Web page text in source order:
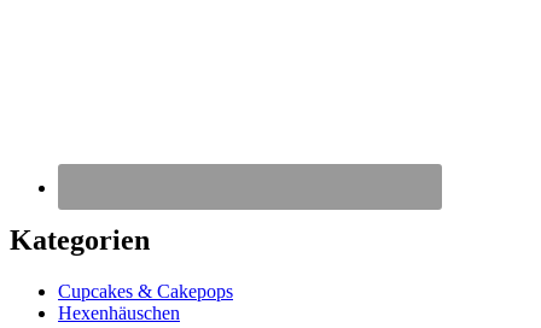
Kategorien
Cupcakes & Cakepops
Hexenhäuschen